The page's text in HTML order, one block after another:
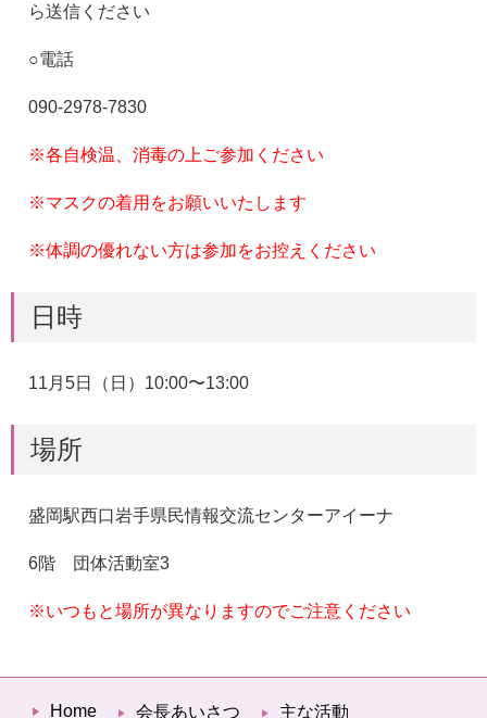
ら送信ください
○電話
090-2978-7830
※各自検温、消毒の上ご参加ください
※マスクの着用をお願いいたします
※体調の優れない方は参加をお控えください
日時
11 月5日（日） 10:00〜13:00
場所
盛岡駅西口岩手県民情報交流センターアイーナ
6階 団体活動室3
※いつもと場所が異なりますのでご注意ください
Home 会長あいさつ 主な活動